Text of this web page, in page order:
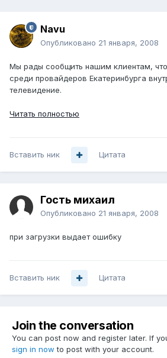
Navu
Опубликовано 21 января, 2008
Мы рады сообщить нашим клиентам,
среди провайдеров Екатеринбурга
телевидение.
Читать полностью
Вставить ник Цитата
Гость михаил
Опубликовано 21 января, 2008
при загрузки выдает ошибку
Вставить ник Цитата
Join the conversation
You can post now and register later. If
sign in now to post with your account.